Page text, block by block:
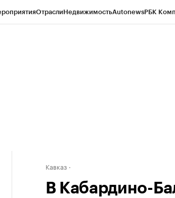
ОтраслиНедвижимостьAutonewsРБК
Кавказ
В Кабардино-